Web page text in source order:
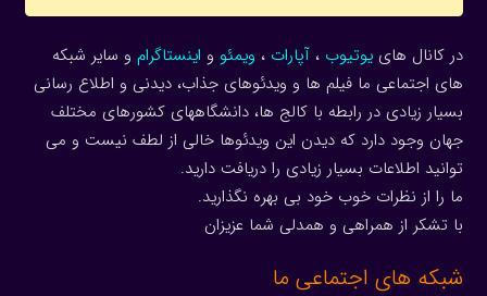
در کانال هاییوتیوب ، آپارات ، ویمئو و اینستاگرام و سایر شبکه
های اجتماعی ما فیلم ها و ویدئوهای جذاب، دیدنی و اطلاع رسانی
بسیار زیادی در رابطه با کالج ها، دانشگاههای کشورهای مختلف
جهان وجود دارد که دیدن این ویدئوها خالی از لطف نیست و می
توانید اطلاعات بسیار زیادی را دریافت دارید.
ما را از نظرات خوب خود بی بهره نگذارید.
با تشکر از همراهی و همدلی شما عزیزان
شبکه های اجتماعی ما